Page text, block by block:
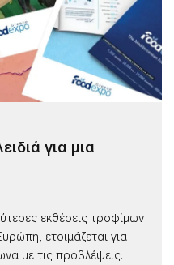
για μια
εκθέσεις τροφίμων
ετοιμάζεται για
με τις προβλέψεις.